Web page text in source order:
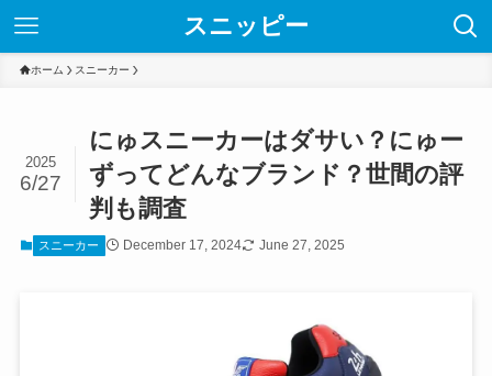
スニッピー
ホーム スニーカー
にゅスニーカーはダサい？にゅー
ずってどんなブランド？世間の評
判も調査
2025
6/27
スニーカー December 17, 2024 June 27, 2025